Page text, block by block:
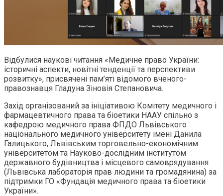
Відбулися наукові читання «Медичне право України:
історичні аспекти, новітні тенденції та перспективи
розвитку», присвячені пам’яті відомого вченого-
правознавця Гладуна Зіновія Степановича.
Захід організований за ініціативою Комітету медичного і
фармацевтичного права та біоетики НААУ спільно з
кафедрою медичного права ФПДО Львівського
національного медичного університету імені Данила
Галицького, Львівським торговельно-економічним
університетом та Науково-дослідним інститутом
державного будівництва і місцевого самоврядування
(Львівська лабораторія прав людини та громадянина) за
підтримки ГО «Фундація медичного права та біоетики
України».